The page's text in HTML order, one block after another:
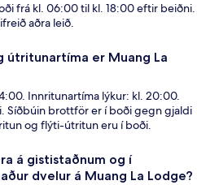
frá kl. 06:00 til kl. 18:00 eftir beiðni.
aðra leið.
útritunartíma er Muang La
Innritunartíma lýkur: kl. 20:00.
Síðbúin brottför er í boði gegn gjaldi
og flýti-útritun eru í boði.
á gististaðnum og í
dvelur á Muang La Lodge?